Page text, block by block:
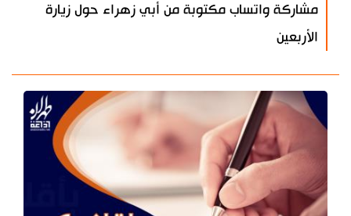
مشاركة واتساب مكتوبة من أبي زهراء حول زيارة
الأربعين